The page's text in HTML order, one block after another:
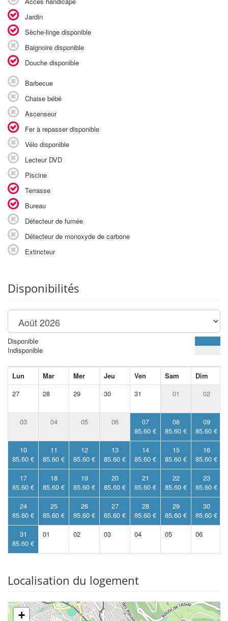
Jardin
Sèche-linge disponible
Baignoire disponible
Douche disponible
Barbecue
Chaise bébé
Ascenseur
Fer à repasser disponible
Vélo disponible
Lecteur DVD
Piscine
Terrasse
Bureau
Détecteur de fumée
Détecteur de monoxyde de carbone
Extincteur
Disponibilités
Disponible
Indisponible
Lun Mar Mer Jeu Ven Sam
Dim
27
28 29 30 31 01 02
03 04 05 06
07
85.60 €
08
85.60 €
09
85.60 €
10
85.60 €
11
85.60 €
12
85.60 €
13
85.60 €
14
85.60 €
15
85.60 €
16
85.60 €
17
85.60 €
18
85.60 €
19
85.60 €
20
85.60 €
21
85.60 €
22
85.60 €
23
85.60 €
24
85.60 €
25
85.60 €
26
85.60 €
27
85.60 €
28
85.60 €
29
85.60 €
30
85.60 €
31
85.60 €
01 02 03 04 05 06
Localisation du logement
+